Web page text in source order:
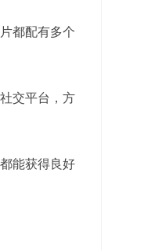
都配有多个
交平台，方
能获得良好